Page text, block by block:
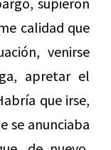
calidad que
venirse
apretar el
que irse,
se anunciaba